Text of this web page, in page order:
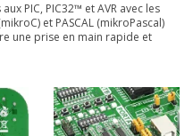
PIC, PIC32™ et AVR avec les
et PASCAL (mikroPascal)
une prise en main rapide et